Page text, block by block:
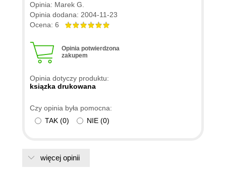
Opinia: Marek G.
Opinia dodana: 2004-11-23
Ocena: 6
Opinia potwierdzona
zakupem
Opinia dotyczy produktu:
ksiązka drukowana
Czy opinia była pomocna:
TAK (0) NIE (0)
więcej opinii